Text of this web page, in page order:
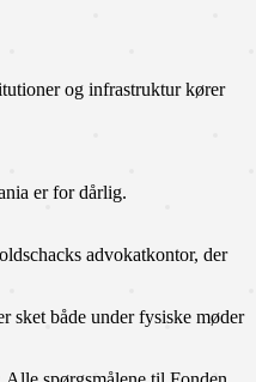
og infrastruktur kører
er for dårlig.
advokatkontor, der
sket både under fysiske møder